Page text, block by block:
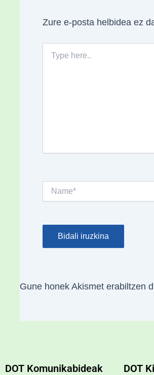
Zure e-posta helbidea ez
here..
Gune honek Akismet erabiltzen
DOT Komunikabideak DOT